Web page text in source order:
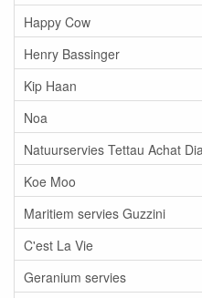
Happy Cow
Henry Bassinger
Kip Haan
Noa
Natuurservies Tettau Achat
Koe Moo
Maritiem servies Guzzini
C'est La Vie
Geranium servies